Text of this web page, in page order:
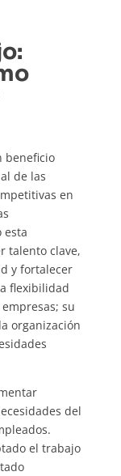
beneficio
de las
en
esta
talento clave,
y fortalecer
flexibilidad
su
organización
del
el trabajo